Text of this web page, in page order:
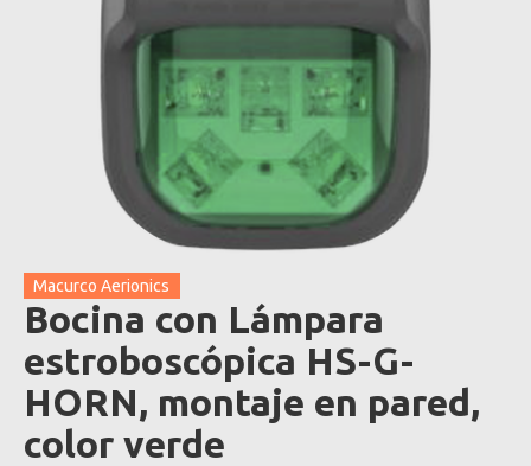
Macurco Aerionics
Bocina con Lámpara
estroboscópica HS-G-
HORN, montaje en pared,
color verde